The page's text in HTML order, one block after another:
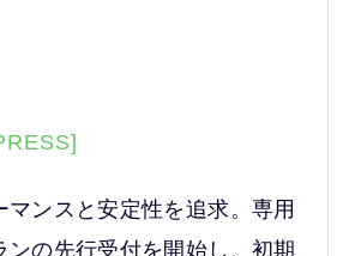
マンスと安定性を追求。専用
ンの先行受付を開始し、初期